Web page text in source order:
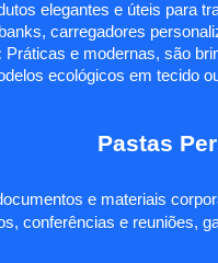
elegantes e úteis para
carregadores
Práticas e modernas, são
ecológicos em tecido
Pastas
e materiais
conferências e reuniões,